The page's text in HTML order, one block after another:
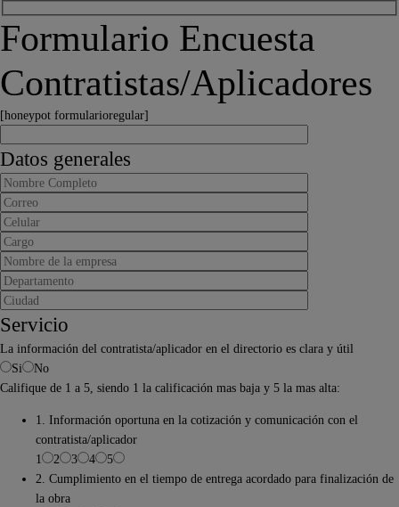
Formulario Encuesta
Contratistas/Aplicadores
[honeypot formularioregular]
Datos generales
Servicio
La información del contratista/aplicador en el directorio es clara y útil
Si
No
Califique de 1 a 5, siendo 1 la calificación mas baja y 5 la mas alta:
1. Información oportuna en la cotización y comunicación con el
contratista/aplicador
1
2 3 4
5
2. Cumplimiento en el tiempo de entrega acordado para finalización de
la obra